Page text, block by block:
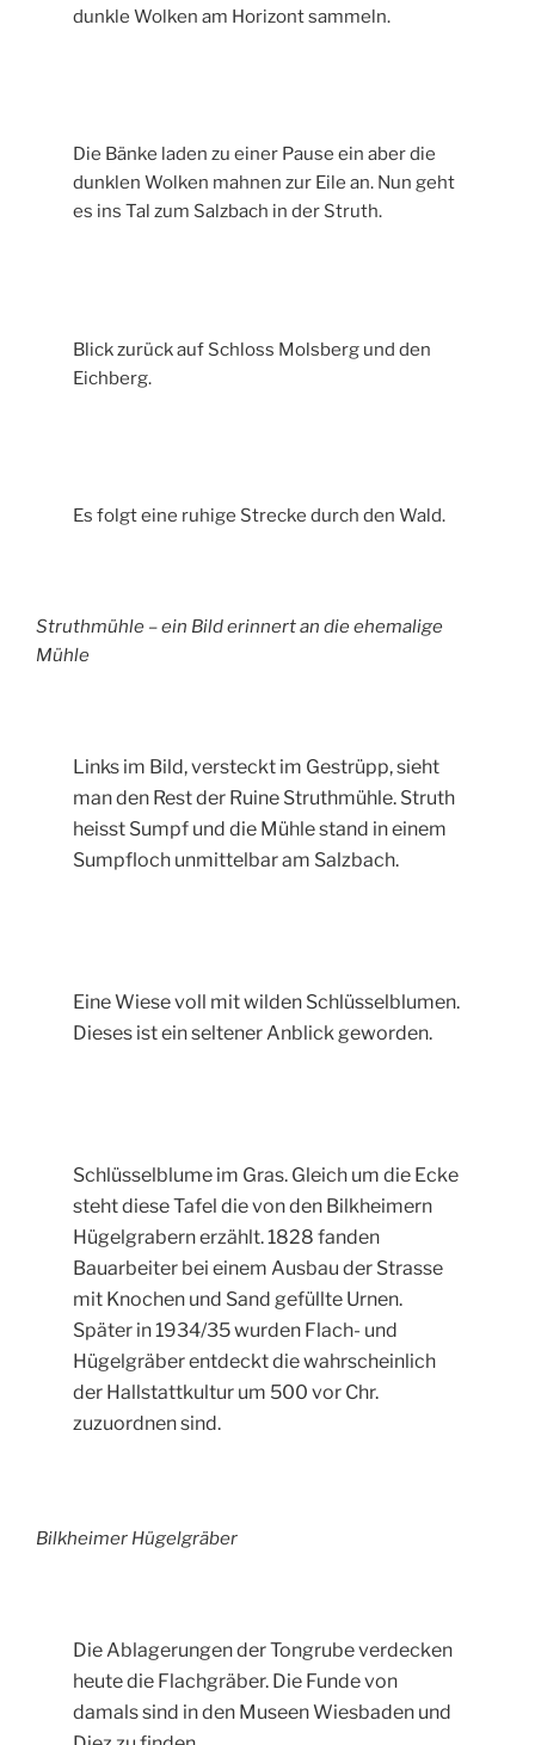
dunkle Wolken am Horizont sammeln.
Die Bänke laden zu einer Pause ein aber die
dunklen Wolken mahnen zur Eile an. Nun geht
es ins Tal zum Salzbach in der Struth.
Blick zurück auf Schloss Molsberg und den
Eichberg.
Es folgt eine ruhige Strecke durch den Wald.
Struthmühle – ein Bild erinnert an die ehemalige
Mühle
Links im Bild, versteckt im Gestrüpp, sieht
man den Rest der Ruine Struthmühle. Struth
heisst Sumpf und die Mühle stand in einem
Sumpfloch unmittelbar am Salzbach.
Eine Wiese voll mit wilden Schlüsselblumen.
Dieses ist ein seltener Anblick geworden.
Schlüsselblume im Gras. Gleich um die Ecke
steht diese Tafel die von den Bilkheimern
Hügelgrabern erzählt. 1828 fanden
Bauarbeiter bei einem Ausbau der Strasse
mit Knochen und Sand gefüllte Urnen.
Später in 1934/35 wurden Flach- und
Hügelgräber entdeckt die wahrscheinlich
der Hallstattkultur um 500 vor Chr.
zuzuordnen sind.
Bilkheimer Hügelgräber
Die Ablagerungen der Tongrube verdecken
heute die Flachgräber. Die Funde von
damals sind in den Museen Wiesbaden und